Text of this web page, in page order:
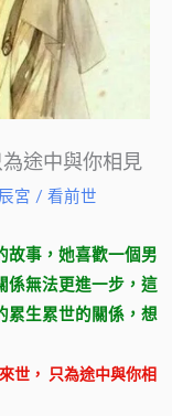
為途中與你相見
宮 / 看前世
故事，她喜歡一個男
係無法更進一步，這
累生累世的關係，想
世， 只為途中與你相